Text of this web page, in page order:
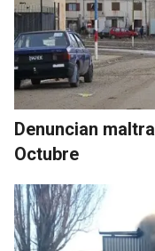
Denuncian
Octubre